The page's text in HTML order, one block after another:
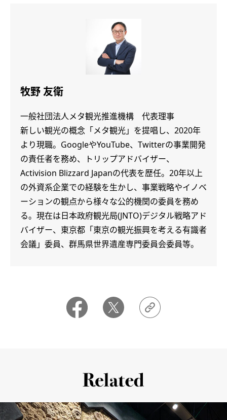
牧野 友衛
一般社団法人メタ観光推進機構 代表理事
新しい観光の概念「メタ観光」を提唱し、2020年
より現職。GoogleやYouTube、Twitterの事業開発
の責任者を務め、トリップアドバイザー、
Activision Blizzard Japanの代表を歴任。20年以上
の外資系企業での経験を生かし、事業戦略やイノベ
ーションの観点から様々な公的機関の委員を務め
る。現在は日本政府観光局(JNTO)デジタル戦略アド
バイザー、東京都「東京の観光振興を考える有識者
会議」委員、群馬県世界遺産専門委員会委員等。